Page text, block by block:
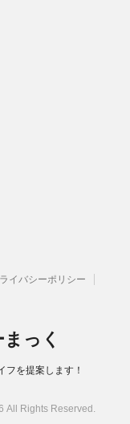
イバシーポリシー
っく
フを提案します！
All Rights Reserved.